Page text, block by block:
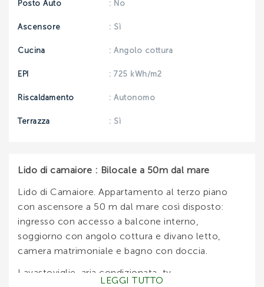
Posto Auto : No
Ascensore : Sì
Cucina : Angolo cottura
EPI : 725 kWh/m2
Riscaldamento : Autonomo
Terrazza : Sì
Lido di camaiore : Bilocale a 50m dal mare
Lido di Camaiore. Appartamento al terzo piano
con ascensore a 50 m dal mare così disposto:
ingresso con accesso a balcone interno,
soggiorno con angolo cottura e divano letto,
camera matrimoniale e bagno con doccia.
Lavastoviglie, aria condizionata, tv.
LEGGI TUTTO